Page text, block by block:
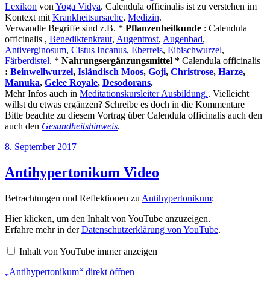
Lexikon von Yoga Vidya. Calendula officinalis ist zu verstehen im
Kontext mit Krankheitsursache, Medizin.
Verwandte Begriffe sind z.B. * Pflanzenheilkunde : Calendula
officinalis , Benediktenkraut, Augentrost, Augenbad,
Antiverginosum, Cistus Incanus, Eberreis, Eibischwurzel,
Färberdistel. * Nahrungsergänzungsmittel * Calendula officinalis
: Beinwellwurzel, Isländisch Moos, Goji, Christrose, Harze,
Manuka, Gelee Royale, Desodorans.
Mehr Infos auch in Meditationskursleiter Ausbildung.. Vielleicht
willst du etwas ergänzen? Schreibe es doch in die Kommentare
Bitte beachte zu diesem Vortrag über Calendula officinalis auch den
auch den Gesundheitshinweis.
Veröffentlicht
8. September 2017
Antihypertonikum Video
Betrachtungen und Reflektionen zu Antihypertonikum:
„Antihypertonikum“
von
YouTube
Hier klicken, um den Inhalt von YouTube anzuzeigen.
Erfahre mehr in derDatenschutzerklärung von YouTube.
Inhalt von YouTube immer anzeigen
„Antihypertonikum“ direkt öffnen